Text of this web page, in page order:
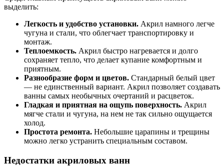
выделить:
Легкость и удобство установки. Акрил намного легче
чугуна и стали, что облегчает транспортировку и
монтаж.
Теплоемкость. Акрил быстро нагревается и долго
сохраняет тепло, что делает купание комфортным и
приятным.
Разнообразие форм и цветов. Стандарный белый цвет
— не единственный вариант. Акрил позволяет создавать
ванны самых необычных очертаний и расцветок.
Гладкая и приятная на ощупь поверхность. Акрил
мягче стали и чугуна, на нем не так сильно ощущается
холод.
Простота ремонта. Небольшие царапины и трещины
можно легко устранить специальным составом.
Недостатки акриловых ванн